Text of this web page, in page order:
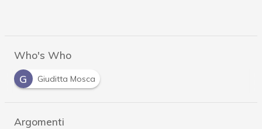
Who's Who
G
Giuditta Mosca
Argomenti